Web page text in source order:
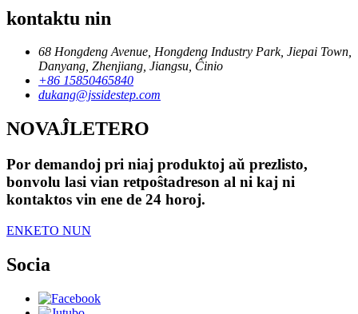
kontaktu nin
68 Hongdeng Avenue, Hongdeng Industry Park, Jiepai Town,
Danyang, Zhenjiang, Jiangsu, Ĉinio
+86 15850465840
dukang@jssidestep.com
NOVAĴLETERO
Por demandoj pri niaj produktoj aŭ prezlisto,
bonvolu lasi vian retpoŝtadreson al ni kaj ni
kontaktos vin ene de 24 horoj.
ENKETO NUN
Socia